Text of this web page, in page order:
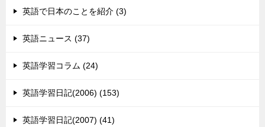
英語で日本のことを紹介 (3)
英語ニュース (37)
英語学習コラム (24)
英語学習日記(2006) (153)
英語学習日記(2007) (41)